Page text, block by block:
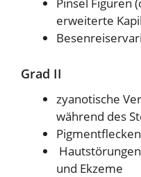
Pinsel Figuren
erweiterte
Grad II
zyanotische
während des
Pigmentflecken
und Ekzeme